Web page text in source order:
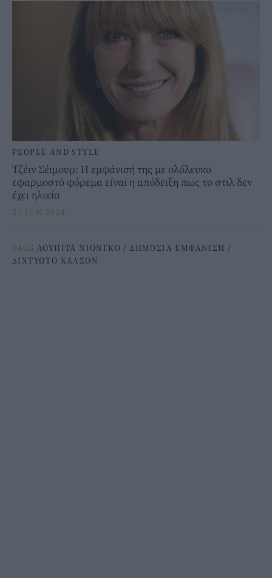
PEOPLE AND STYLE
Τζέιν Σέιμουρ: Η εμφάνισή της με ολόλευκο
εφαρμοστό φόρεμα είναι η απόδειξη πως το στιλ δεν
έχει ηλικία
25 JUN 2024
TAGS ΛΟΥΠΙΤΑ ΝΙΟΝΓΚΟ / ΔΗΜΟΣΙΑ ΕΜΦΑΝΙΣΗ /
ΔΙΧΤΥΩΤΟ ΚΑΛΣΟΝ